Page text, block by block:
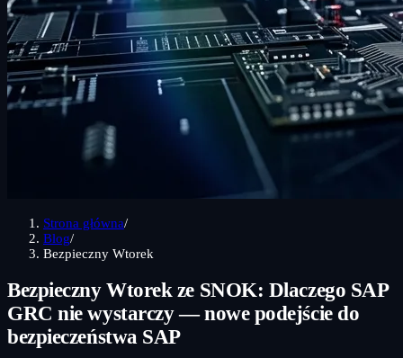
Strona główna/
Blog/
Bezpieczny Wtorek
Bezpieczny Wtorek ze SNOK: Dlaczego SAP
GRC nie wystarczy — nowe podejście do
bezpieczeństwa SAP